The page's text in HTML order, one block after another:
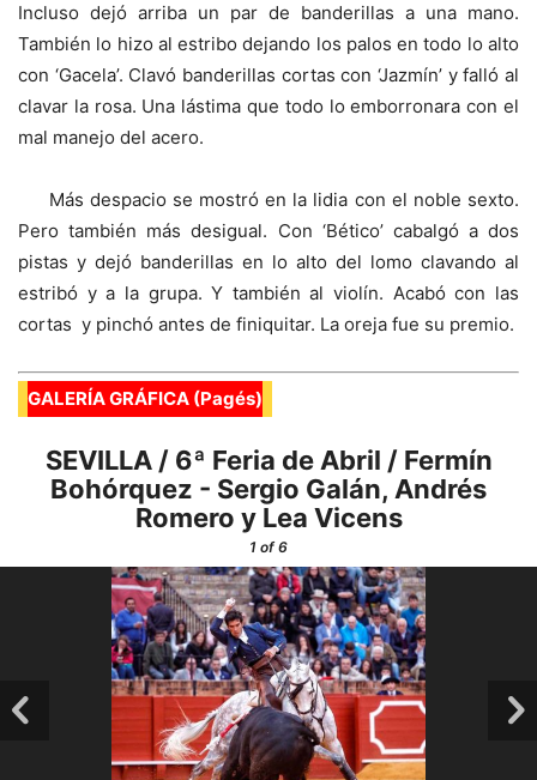
Incluso dejó arriba un par de banderillas a una mano.
También lo hizo al estribo dejando los palos en todo lo alto
con ‘Gacela’. Clavó banderillas cortas con ‘Jazmín’ y falló al
clavar la rosa. Una lástima que todo lo emborronara con el
mal manejo del acero.
Más despacio se mostró en la lidia con el noble sexto.
Pero también más desigual. Con ‘Bético’ cabalgó a dos
pistas y dejó banderillas en lo alto del lomo clavando al
estribó y a la grupa. Y también al violín. Acabó con las
cortas y pinchó antes de finiquitar. La oreja fue su premio.
GALERÍA GRÁFICA (Pagés)
SEVILLA / 6ª Feria de Abril / Fermín
Bohórquez - Sergio Galán, Andrés
Romero y Lea Vicens
1 of 6